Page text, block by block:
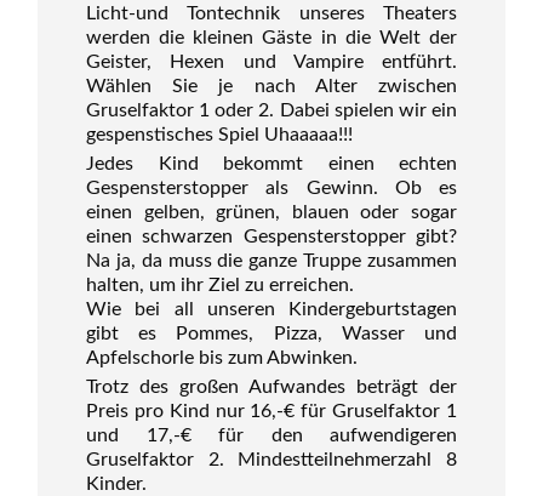
Licht-und Tontechnik unseres Theaters
werden die kleinen Gäste in die Welt der
Geister, Hexen und Vampire entführt.
Wählen Sie je nach Alter zwischen
Gruselfaktor 1 oder 2. Dabei spielen wir ein
gespenstisches Spiel Uhaaaaa!!!
Jedes Kind bekommt einen echten
Gespensterstopper als Gewinn. Ob es
einen gelben, grünen, blauen oder sogar
einen schwarzen Gespensterstopper gibt?
Na ja, da muss die ganze Truppe zusammen
halten, um ihr Ziel zu erreichen.
Wie bei all unseren Kindergeburtstagen
gibt es Pommes, Pizza, Wasser und
Apfelschorle bis zum Abwinken.
Trotz des großen Aufwandes beträgt der
Preis pro Kind nur 16,-€ für Gruselfaktor 1
und 17,-€ für den aufwendigeren
Gruselfaktor 2. Mindestteilnehmerzahl 8
Kinder.